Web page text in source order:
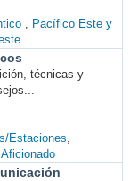
Pacífico Este y
técnicas y
Estaciones